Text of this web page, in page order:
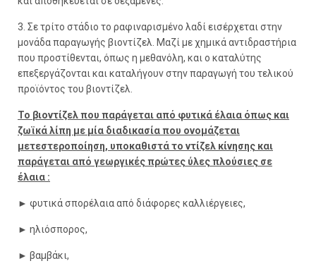
3. Σε τρίτο στάδιο το ραφιναρισμένο λαδί εισέρχεται στην
μονάδα παραγωγής βιοντίζελ. Μαζί με χημικά αντιδραστήρια
που προστίθενται, όπως η μεθανόλη, και ο καταλύτης
επεξεργάζονται και καταλήγουν στην παραγωγή του τελικού
προϊόντος του βιοντίζελ.
Το βιοντίζελ που παράγεται από φυτικά έλαια όπως και
ζωϊκά λίπη με μία διαδικασία που ονομάζεται
μετεστεροποίηση, υποκαθιστά το ντίζελ κίνησης και
παράγεται από γεωργικές πρώτες ύλες πλούσιες σε
έλαια :
► φυτικά σπορέλαια από διάφορες καλλιέργειες,
► ηλιόσπορος,
► βαµβάκι,